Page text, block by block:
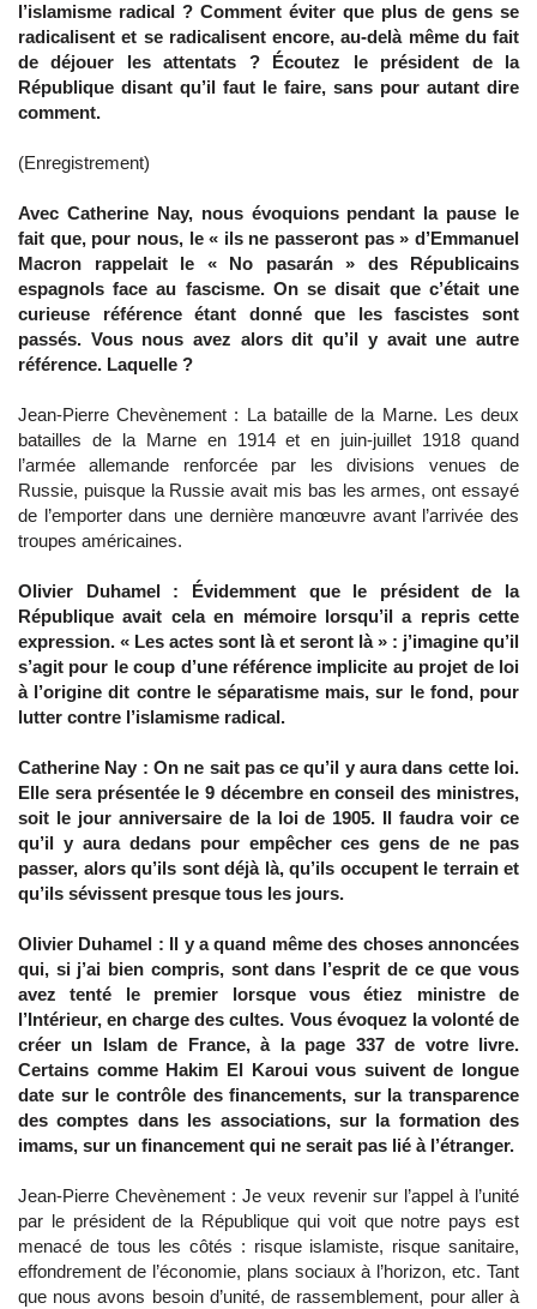
l’islamisme radical ? Comment éviter que plus de gens se
radicalisent et se radicalisent encore, au-delà même du fait
de déjouer les attentats ? Écoutez le président de la
République disant qu’il faut le faire, sans pour autant dire
comment.
(Enregistrement)
Avec Catherine Nay, nous évoquions pendant la pause le
fait que, pour nous, le « ils ne passeront pas » d’Emmanuel
Macron rappelait le « No pasarán » des Républicains
espagnols face au fascisme. On se disait que c’était une
curieuse référence étant donné que les fascistes sont
passés. Vous nous avez alors dit qu’il y avait une autre
référence. Laquelle ?
Jean-Pierre Chevènement : La bataille de la Marne. Les deux
batailles de la Marne en 1914 et en juin-juillet 1918 quand
l’armée allemande renforcée par les divisions venues de
Russie, puisque la Russie avait mis bas les armes, ont essayé
de l’emporter dans une dernière manœuvre avant l’arrivée des
troupes américaines.
Olivier Duhamel : Évidemment que le président de la
République avait cela en mémoire lorsqu’il a repris cette
expression. « Les actes sont là et seront là » : j’imagine qu’il
s’agit pour le coup d’une référence implicite au projet de loi
à l’origine dit contre le séparatisme mais, sur le fond, pour
lutter contre l’islamisme radical.
Catherine Nay : On ne sait pas ce qu’il y aura dans cette loi.
Elle sera présentée le 9 décembre en conseil des ministres,
soit le jour anniversaire de la loi de 1905. Il faudra voir ce
qu’il y aura dedans pour empêcher ces gens de ne pas
passer, alors qu’ils sont déjà là, qu’ils occupent le terrain et
qu’ils sévissent presque tous les jours.
Olivier Duhamel : Il y a quand même des choses annoncées
qui, si j’ai bien compris, sont dans l’esprit de ce que vous
avez tenté le premier lorsque vous étiez ministre de
l’Intérieur, en charge des cultes. Vous évoquez la volonté de
créer un Islam de France, à la page 337 de votre livre.
Certains comme Hakim El Karoui vous suivent de longue
date sur le contrôle des financements, sur la transparence
des comptes dans les associations, sur la formation des
imams, sur un financement qui ne serait pas lié à l’étranger.
Jean-Pierre Chevènement : Je veux revenir sur l’appel à l’unité
par le président de la République qui voit que notre pays est
menacé de tous les côtés : risque islamiste, risque sanitaire,
effondrement de l’économie, plans sociaux à l’horizon, etc. Tant
que nous avons besoin d’unité, de rassemblement, pour aller à